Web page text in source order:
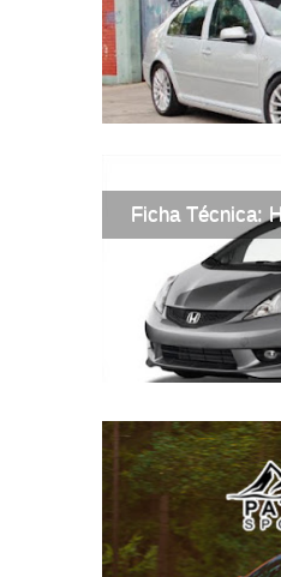
Ficha Técnica: